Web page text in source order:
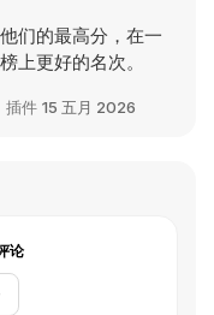
们的最高分，在一
上更好的名次。
插件 15 五月 2026
论